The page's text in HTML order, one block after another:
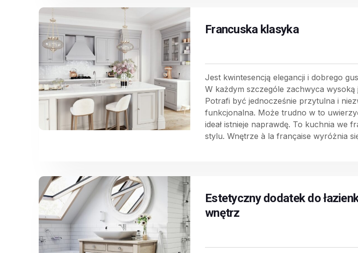
Francuska klasyka
Jest kwintesencją elegancji i dobrego
W każdym szczególe zachwyca wysoką
Potrafi być jednocześnie przytulna i
funkcjonalna. Może trudno w to
ideał istnieje naprawdę. To kuchnia we
stylu. Wnętrze à la française wyróżnia
Estetyczny dodatek do
wnętrz